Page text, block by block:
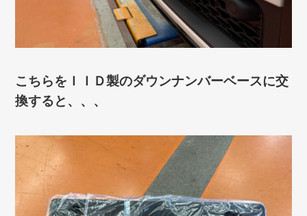
こちらをＩＩＤ製のダウンナンバーベースに交
換すると、、、